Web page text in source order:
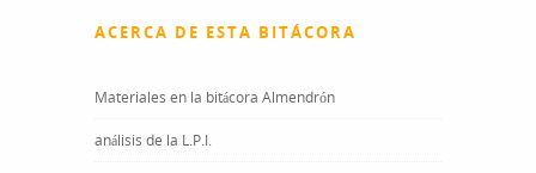
ACERCA DE ESTA BITÁCORA
Materiales en la bitácora Almendrón
análisis de la L.P.I.